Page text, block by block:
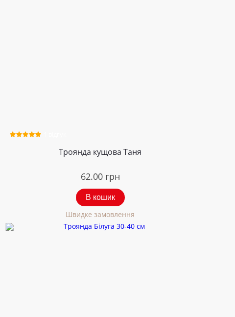
Троянда кущова Таня
62.00 грн
В кошик
Швидке замовлення